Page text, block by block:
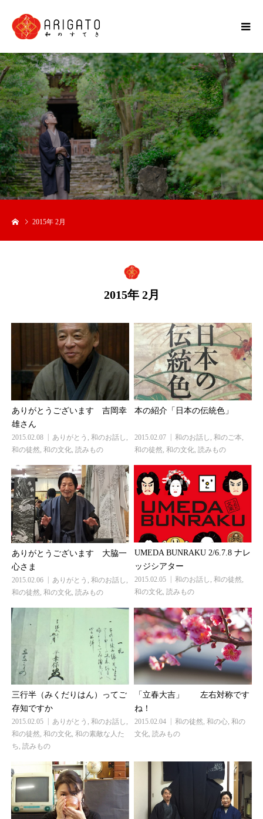
2015年 2月
2015年 2月
ありがとうございます 吉岡幸
雄さん
2015.02.08 ありがとう , 和のお話し ,
和の徒然, 和の文化, 読みもの
本の紹介「日本の伝統色」
2015.02.07 和のお話し , 和のご本,
和の徒然, 和の文化, 読みもの
ありがとうございます 大脇一
心さま
2015.02.06 ありがとう 和のお話し
和の徒然 和の文化 読みもの
UMEDA BUNRAKU 2/6.7.8 ナレ
ッジシアター
2015.02.05 和のお話し 和の徒然
和の文化 読みもの
三行半（みくだりはん）ってご
存知ですか
2015.02.05 ありがとう , 和のお話し ,
和の徒然, 和の文化, 和の素敵な人た
ち, 読みもの
「立春大吉」 左右対称です
ね！
2015.02.04 和の徒然, 和の心, 和の
文化, 読みもの